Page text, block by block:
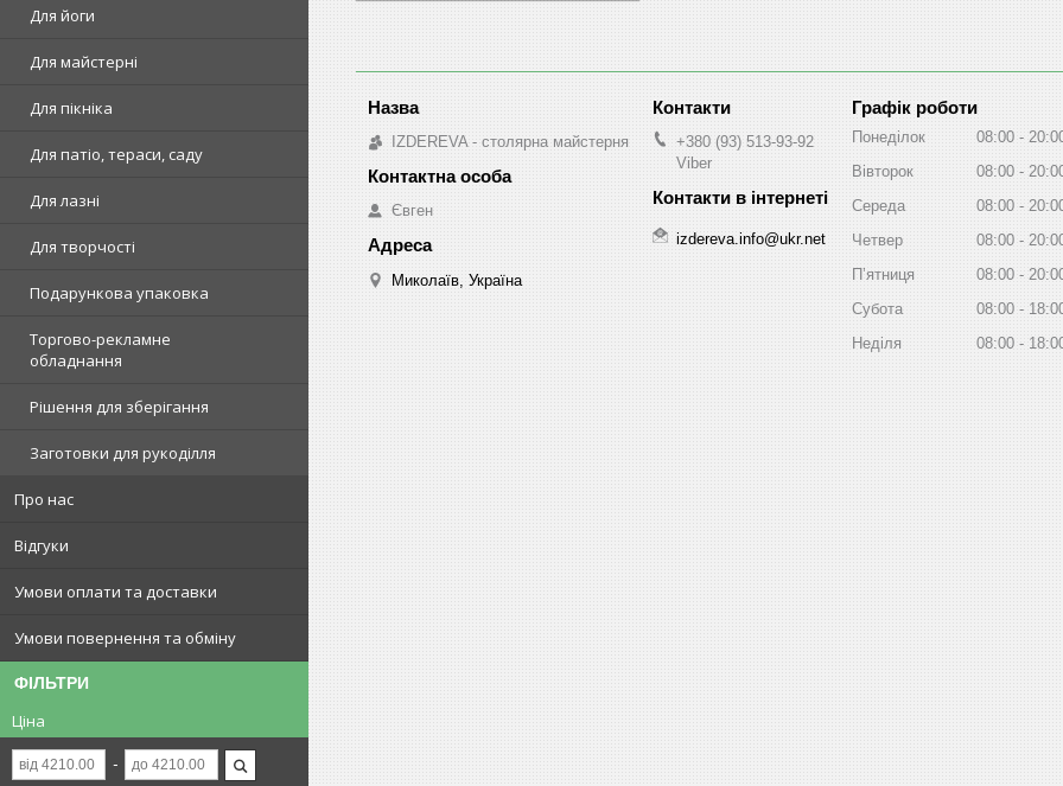
Для йоги
Для майстерні
Для пікніка
Для патіо, тераси, саду
Для лазні
Для творчості
Подарункова упаковка
Торгово-рекламне
обладнання
Рішення для зберігання
Заготовки для рукоділля
Про нас
Відгуки
Умови оплати та доставки
Умови повернення та обміну
ФІЛЬТРИ
Ціна
IZDEREVA - столярна майстерня
Євген
Миколаїв, Україна
+380 (93) 513-93-92
Viber
izdereva.info@ukr.net
Графік роботи
Понеділок 08:00
Вівторок
08:00
Середа
08:00
Четвер
08:00
Пʼятниця
08:00
Субота
08:00
Неділя
08:00